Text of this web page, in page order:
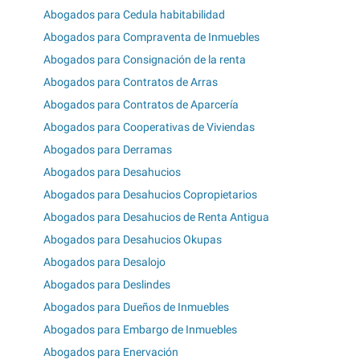
Abogados para Cedula habitabilidad
Abogados para Compraventa de Inmuebles
Abogados para Consignación de la renta
Abogados para Contratos de Arras
Abogados para Contratos de Aparcería
Abogados para Cooperativas de Viviendas
Abogados para Derramas
Abogados para Desahucios
Abogados para Desahucios Copropietarios
Abogados para Desahucios de Renta Antigua
Abogados para Desahucios Okupas
Abogados para Desalojo
Abogados para Deslindes
Abogados para Dueños de Inmuebles
Abogados para Embargo de Inmuebles
Abogados para Enervación